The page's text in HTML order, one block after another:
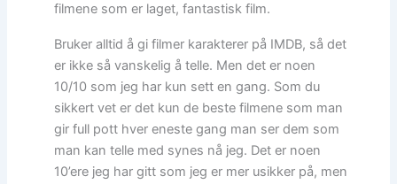
filmene som er laget, fantastisk film.
Bruker alltid å gi filmer karakterer på IMDB, så det
er ikke så vanskelig å telle. Men det er noen
10/10 som jeg har kun sett en gang. Som du
sikkert vet er det kun de beste filmene som man
gir full pott hver eneste gang man ser dem som
man kan telle med synes nå jeg. Det er noen
10’ere jeg har gitt som jeg er mer usikker på, men